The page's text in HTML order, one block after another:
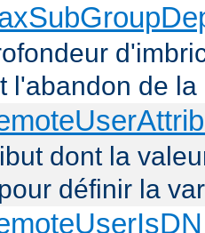
l'abandon de
dont la
définir la